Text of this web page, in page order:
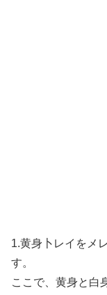
1.黄身卜レイをメ
す。
ここで、黄身と白